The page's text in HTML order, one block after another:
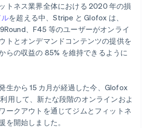
トネス業界全体における 2020 年の損
を超える中、Stripe と Glofox は、
、F45 等のユーザーがオンライ
トとオンデマンドコンテンツの提供を
らの収益の 85% を維持できるように
生から 15 カ月が経過した今、Glofox
用して、新たな段階のオンラインおよ
ークアウトを通じてジムとフィットネ
を開始しました。
ア